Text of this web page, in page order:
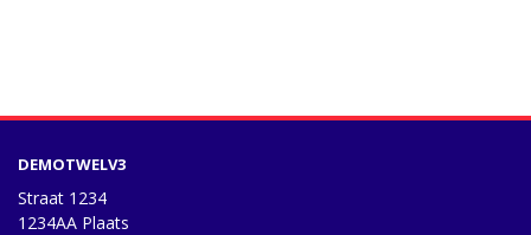
DEMOTWELV3
Straat 1234
1234AA Plaats